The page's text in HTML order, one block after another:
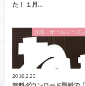
た！ １月…
介護 オールシーズ
2018.2.20